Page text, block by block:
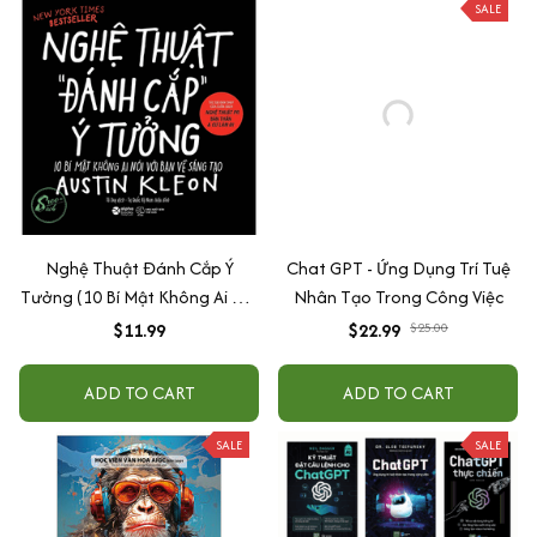
Nghệ Thuật Đánh Cắp Ý
Tưởng (10 Bí Mật Không Ai Nói
Với Bạn Về Sáng Tạo)
$11.99
ADD TO CART
SALE
Chat GPT - Ứng Dụng Trí Tuệ
Nhân Tạo Trong Công Việc
$22.99 $25.00
ADD TO CART
SALE SALE